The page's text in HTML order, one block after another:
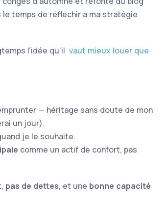
le temps de réfléchir à ma stratégie
l’idée qu’il vaut mieux louer que
— héritage sans doute de mon
un jour).
je le souhaite.
comme un actif de confort, pas
pas de dettes, et une bonne capacité